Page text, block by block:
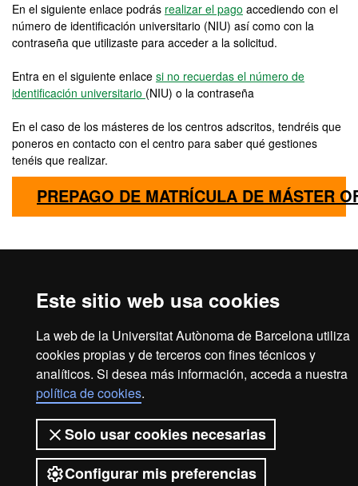
Este sitio web usa cookies
La web de la Universitat Autònoma de Barcelona utiliza
cookies propias y de terceros con fines técnicos y
analíticos. Si desea más información, acceda a nuestra
política de cookies.
Solo usar cookies necesarias
Configurar mis preferencias
En el siguiente enlace podrás realizar el pago accediendo con el
número de identificación universitario (NIU) así como con la
contraseña que utilizaste para acceder a la solicitud.
Entra en el siguiente enlace si no recuerdas el número de
identificación universitario (NIU) o la contraseña
En el caso de los másteres de los centros adscritos, tendréis que
poneros en contacto con el centro para saber qué gestiones
tenéis que realizar.
PREPAGO DE MATRÍCULA DE MÁSTER
Accesibilidad web
Mapa del web UAB
2026 Universitat Autònoma de
Barcelona